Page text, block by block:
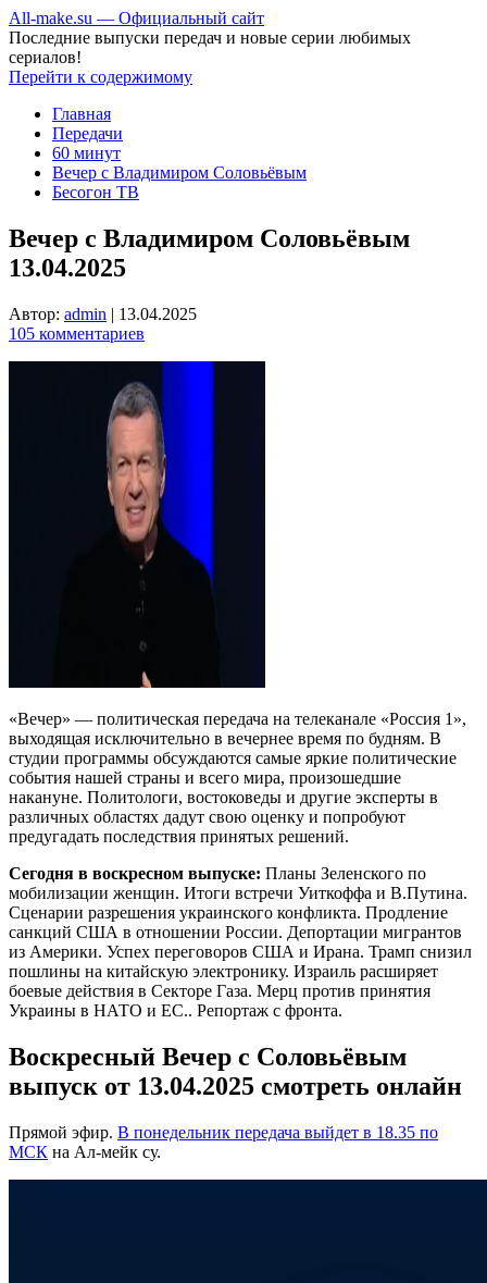
All-make.su — Официальный сайт
Последние выпуски передач и новые серии любимых
сериалов!
Перейти к содержимому
Главная
Передачи
60 минут
Вечер с Владимиром Соловьёвым
Бесогон ТВ
Вечер с Владимиром Соловьёвым
13.04.2025
Автор: admin | 13.04.2025
105 комментариев
«Вечер» — политическая передача на телеканале «Россия 1»,
выходящая исключительно в вечернее время по будням. В
студии программы обсуждаются самые яркие политические
события нашей страны и всего мира, произошедшие
накануне. Политологи, востоковеды и другие эксперты в
различных областях дадут свою оценку и попробуют
предугадать последствия принятых решений.
Сегодня в воскресном выпуске: Планы Зеленского по
мобилизации женщин. Итоги встречи Уиткоффа и В.Путина.
Сценарии разрешения украинского конфликта. Продление
санкций США в отношении России. Депортации мигрантов
из Америки. Успех переговоров США и Ирана. Трамп снизил
пошлины на китайскую электронику. Израиль расширяет
боевые действия в Секторе Газа. Мерц против принятия
Украины в НАТО и ЕС.. Репортаж с фронта.
Воскресный Вечер с Соловьёвым
выпуск от 13.04.2025 смотреть онлайн
Прямой эфир. В понедельник передача выйдет в 18.35 по
МСК на Ал-мейк су.